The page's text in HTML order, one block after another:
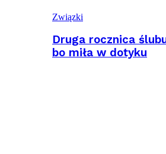
Związki
Druga rocznica
bo miła w dotyku